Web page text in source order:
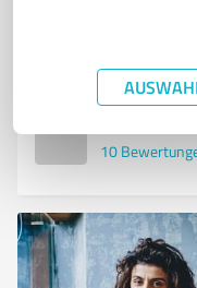
Am Zwingel 2d,
unternehmercoaching-
10